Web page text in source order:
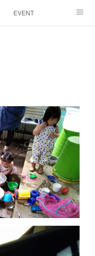
EVENT